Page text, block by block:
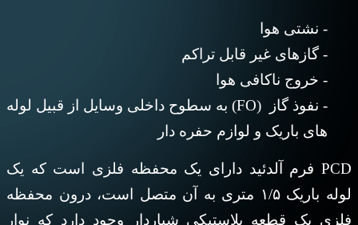
- نشتی هوا
- گازهای غیر قابل تراکم
- خروج ناکافی هوا
- نفوذ گاز
(FO) به سطوح داخلی وسایل از قبیل لوله
های باریک و لوازم حفره دار
PCD فرم آلدئید دارای یک محفظه فلزی است که یک
لوله باریک ۱/۵ متری به آن متصل است، درون محفظه
فلزی یک قطعه پلاستیکی شیاردار وجود دارد که نوار